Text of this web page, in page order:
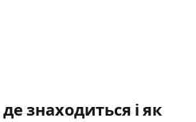
знаходиться і як